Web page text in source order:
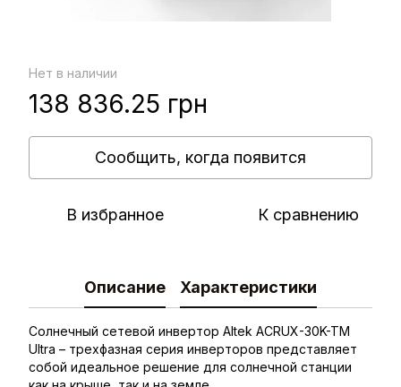
Нет в наличии
138 836.25 грн
Сообщить, когда появится
В избранное К сравнению
Описание Характеристики
Солнечный сетевой инвертор Altek ACRUX-30K-TM
Ultra – трехфазная серия инверторов представляет
собой идеальное решение для солнечной станции